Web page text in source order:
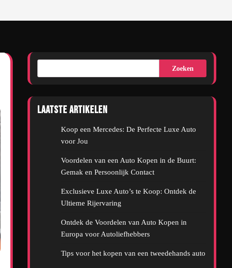
Zoeken
Laatste artikelen
Koop een Mercedes: De Perfecte Luxe Auto
voor Jou
Voordelen van een Auto Kopen in de Buurt:
Gemak en Persoonlijk Contact
Exclusieve Luxe Auto’s te Koop: Ontdek de
Ultieme Rijervaring
Ontdek de Voordelen van Auto Kopen in
Europa voor Autoliefhebbers
Tips voor het kopen van een tweedehands auto